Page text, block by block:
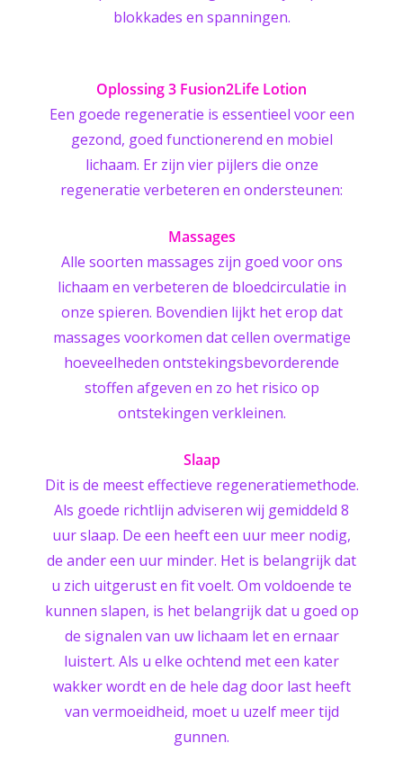
blokkades en spanningen.
Oplossing 3 Fusion2Life Lotion
Een goede regeneratie is essentieel voor een
gezond, goed functionerend en mobiel
lichaam. Er zijn vier pijlers die onze
regeneratie verbeteren en ondersteunen:
Massages
Alle soorten massages zijn goed voor ons
lichaam en verbeteren de bloedcirculatie in
onze spieren. Bovendien lijkt het erop dat
massages voorkomen dat cellen overmatige
hoeveelheden ontstekingsbevorderende
stoffen afgeven en zo het risico op
ontstekingen verkleinen.
Slaap
Dit is de meest effectieve regeneratiemethode.
Als goede richtlijn adviseren wij gemiddeld 8
uur slaap. De een heeft een uur meer nodig,
de ander een uur minder. Het is belangrijk dat
u zich uitgerust en fit voelt. Om voldoende te
kunnen slapen, is het belangrijk dat u goed op
de signalen van uw lichaam let en ernaar
luistert. Als u elke ochtend met een kater
wakker wordt en de hele dag door last heeft
van vermoeidheid, moet u uzelf meer tijd
gunnen.